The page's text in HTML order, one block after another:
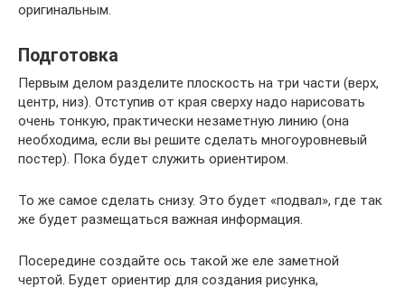
оригинальным.
Подготовка
Первым делом разделите плоскость на три части (верх,
центр, низ). Отступив от края сверху надо нарисовать
очень тонкую, практически незаметную линию (она
необходима, если вы решите сделать многоуровневый
постер). Пока будет служить ориентиром.
То же самое сделать снизу. Это будет «подвал», где так
же будет размещаться важная информация.
Посередине создайте ось такой же еле заметной
чертой. Будет ориентир для создания рисунка,